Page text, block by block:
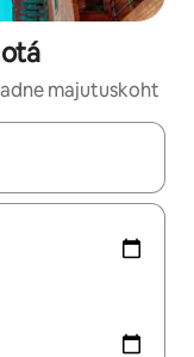
majutuskoht
nooleklahvidega või